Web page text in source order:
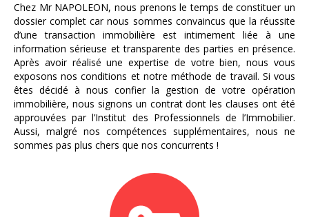
Chez Mr NAPOLEON, nous prenons le temps de constituer un
dossier complet car nous sommes convaincus que la réussite
d’une transaction immobilière est intimement liée à une
information sérieuse et transparente des parties en présence.
Après avoir réalisé une expertise de votre bien, nous vous
exposons nos conditions et notre méthode de travail. Si vous
êtes décidé à nous confier la gestion de votre opération
immobilière, nous signons un contrat dont les clauses ont été
approuvées par l’Institut des Professionnels de l’Immobilier.
Aussi, malgré nos compétences supplémentaires, nous ne
sommes pas plus chers que nos concurrents !